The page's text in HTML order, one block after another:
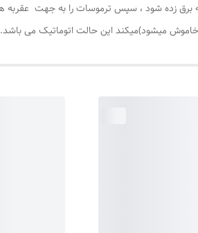
میشود)میکند این حالت اتوماتیک می باشد.